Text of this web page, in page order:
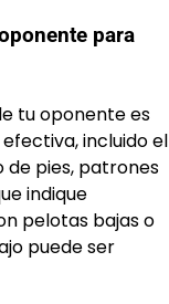
para
tu oponente es
efectiva, incluido el
de pies, patrones
indique
pelotas bajas o
puede ser